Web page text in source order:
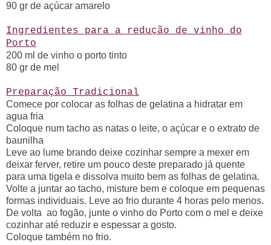
90 gr de açúcar amarelo
Ingredientes para a redução de vinho do
Porto
200 ml de vinho o porto tinto
80 gr de mel
Preparação Tradicional
Comece por colocar as folhas de gelatina a hidratar em
agua fria
Coloque num tacho as natas o leite, o açúcar e o extrato de
baunilha
Leve ao lume brando deixe cozinhar sempre a mexer em
deixar ferver, retire um pouco deste preparado já quente
para uma tigela e dissolva muito bem as folhas de gelatina.
Volte a juntar ao tacho, misture bem e coloque em pequenas
formas individuais. Leve ao frio durante 4 horas pelo menos.
De volta ao fogão, junte o vinho do Porto com o mel e deixe
cozinhar até reduzir e espessar a gosto.
Coloque também no frio.